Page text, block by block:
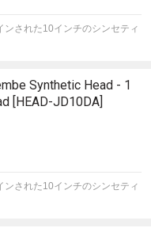
ンされた10インチのシンセティ
Synthetic Head - 1
[HEAD-JD10DA]
ンされた10インチのシンセティ